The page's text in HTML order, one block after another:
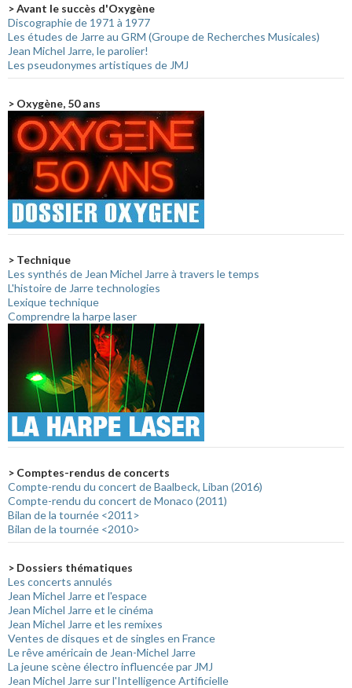
> Avant le succès d'Oxygène
Discographie de 1971 à 1977
Les études de Jarre au GRM (Groupe de Recherches Musicales)
Jean Michel Jarre, le parolier!
Les pseudonymes artistiques de JMJ
> Oxygène, 50 ans
> Technique
Les synthés de Jean Michel Jarre à travers le temps
L'histoire de Jarre technologies
Lexique technique
Comprendre la harpe laser
> Comptes-rendus de concerts
Compte-rendu du concert de Baalbeck, Liban (2016)
Compte-rendu du concert de Monaco (2011)
Bilan de la tournée <2011>
Bilan de la tournée <2010>
> Dossiers thématiques
Les concerts annulés
Jean Michel Jarre et l'espace
Jean Michel Jarre et le cinéma
Jean Michel Jarre et les remixes
Ventes de disques et de singles en France
Le rêve américain de Jean-Michel Jarre
La jeune scène électro influencée par JMJ
Jean Michel Jarre sur l'Intelligence Artificielle